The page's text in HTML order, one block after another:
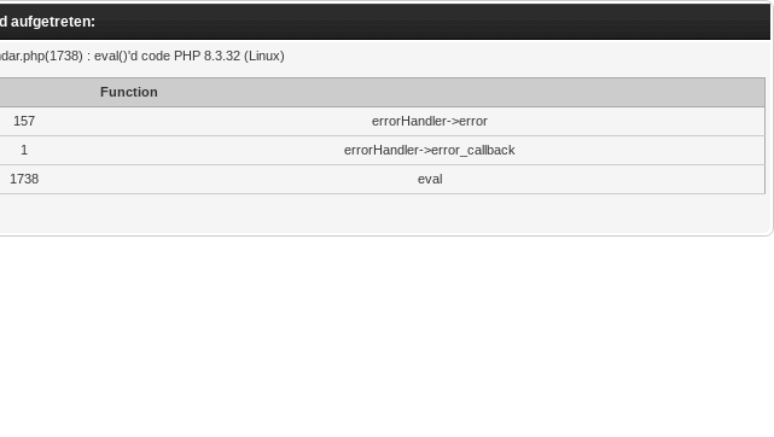
aufgetreten:
: eval()'d code PHP 8.3.32 (Linux)
Function
157
errorHandler->error
1
errorHandler->error_callback
1738 eval